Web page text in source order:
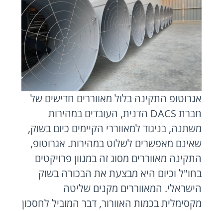
אגרוטופ התקינה בלול מאווררים חדישים של
חברת DACS הדנית, העובדים במהירות
משתנה, בניגוד למאווררי הקיימים כיום בשוק,
שאינם מאפשרים לשלוט במהירות. אגרוטופ,
התקינה מאווררים מסוג זה במגוון פרויקטים
בחו"ל וכיום היא מבצעת את הבכורה בשוק
הישראלי. המאווררים מקנים שליטה
מקסימלית בכמות האוורור, דבר המוביל לחסכון